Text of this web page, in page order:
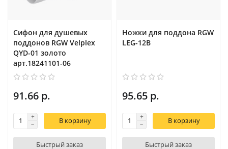
Сифон для душевых
поддонов RGW Velplex
QYD-01 золото
арт.18241101-06
91.66 р.
В корзину
Быстрый заказ
Ножки для поддона RGW
LEG-12B
95.65 р.
В корзину
Быстрый заказ